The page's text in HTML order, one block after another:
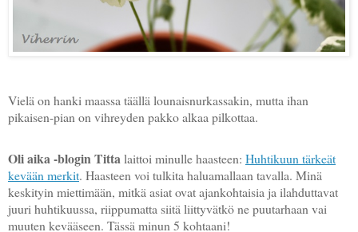
Vielä on hanki maassa täällä lounaisnurkassakin, mutta ihan
pikaisen-pian on vihreyden pakko alkaa pilkottaa.
Oli aika -blogin Titta laittoi minulle haasteen: Huhtikuun tärkeät
kevään merkit. Haasteen voi tulkita haluamallaan tavalla. Minä
keskityin miettimään, mitkä asiat ovat ajankohtaisia ja ilahduttavat
juuri huhtikuussa, riippumatta siitä liittyvätkö ne puutarhaan vai
muuten kevääseen. Tässä minun 5 kohtaani!